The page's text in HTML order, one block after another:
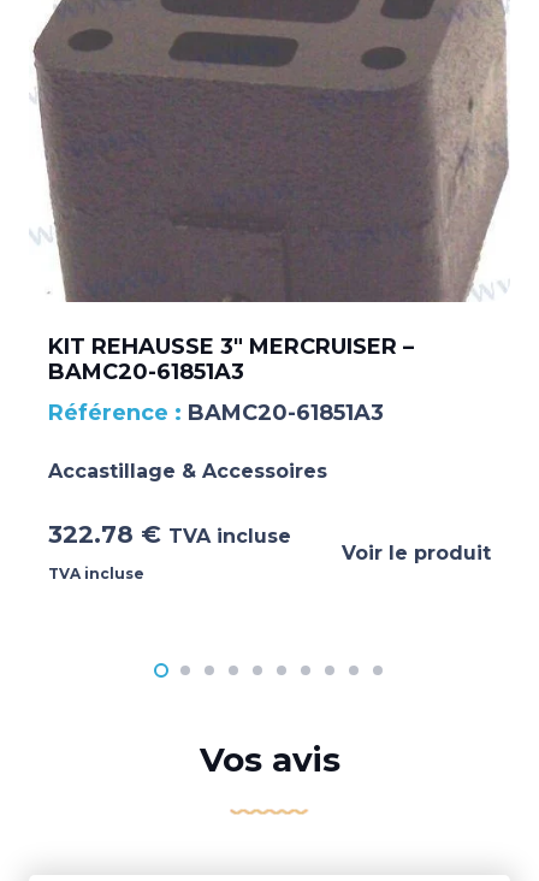
KIT REHAUSSE 3″ MERCRUISER –
BAMC20-61851A3
BAMC20-61851A3
Accastillage & Accessoires
322.78 € TVA incluse
TVA incluse
Voir le produit
Vos avis